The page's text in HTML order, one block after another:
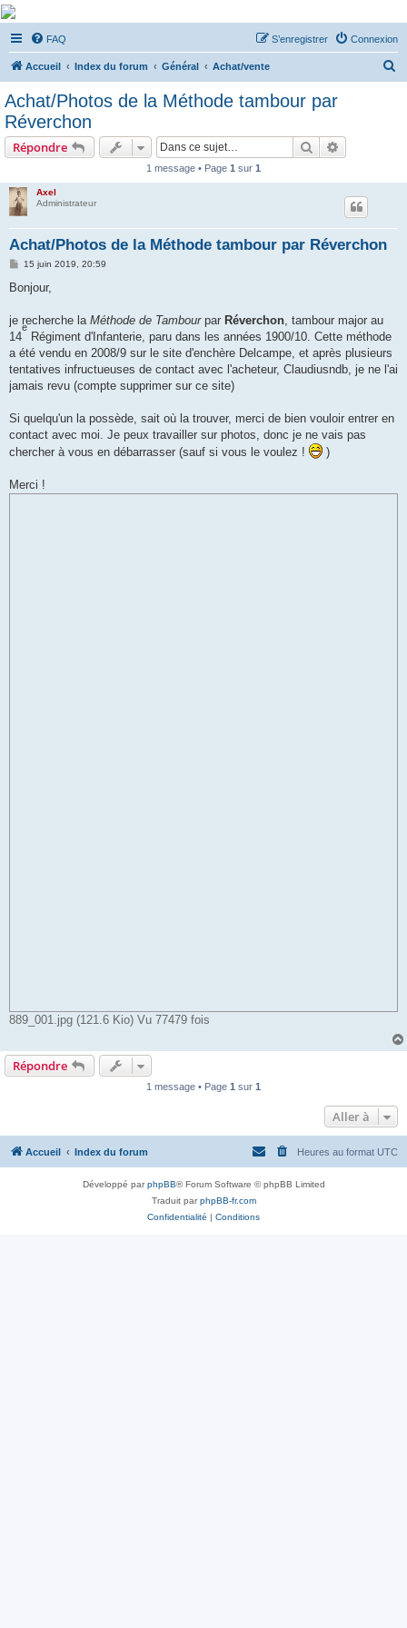
De Musicae Militari -
Forums
Forums de discussions
FAQ Connexion
S’enregistrer
Accueil Index du forum Général Achat/vente
Achat/Photos de la Méthode tambour par
Réverchon
Répondre Rechercher
1 message • Page 1 sur 1
Axel
Administrateur
Achat/Photos de la Méthode tambour par Réverchon
M
s
g
e
15 juin 2019, 20:59
Bonjour,
je recherche la Méthode de Tambourpar Réverchon, tambour major au
14
e
Régiment d'Infanterie, paru dans les années 1900/10. Cette méthode
a été vendu en 2008/9 sur le site d'enchère Delcampe, et après plusieurs
tentatives infructueuses de contact avec l'acheteur, Claudiusndb, je ne l'ai
jamais revu (compte supprimer sur ce site)
Si quelqu'un la possède, sait où la trouver, merci de bien vouloir entrer en
contact avec moi. Je peux travailler sur photos, donc je ne vais pas
chercher à vous en débarrasser (sauf si vous le voulez !
)
Merci !
889_001.jpg (121.6 Kio) Vu 77479 fois
Répondre
1 message • Page 1 sur 1
Aller à
Accueil Index du forum Heures au format UTC
Développé parphpBB® Forum Software © phpBB Limited
Traduit parphpBB-fr.com
Confidentialité | Conditions